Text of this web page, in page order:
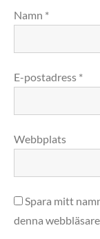
Namn *
E-postadress *
Webbplats
Spara mitt
denna